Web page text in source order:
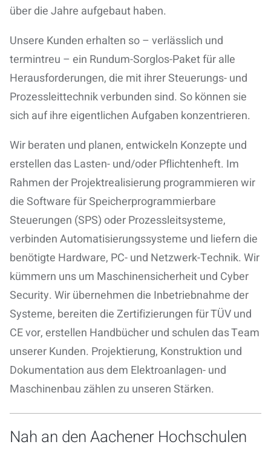
über die Jahre aufgebaut haben.
Unsere Kunden erhalten so –verlässlich und
termintreu – ein Rundum-Sorglos-Paket für alle
Herausforderungen, die mit ihrer Steuerungs- und
Prozessleittechnik verbunden sind. So können sie
sich auf ihre eigentlichen Aufgaben konzentrieren.
Wir beraten und planen, entwickeln Konzepte und
erstellen das Lasten- und/oder Pflichtenheft. Im
Rahmen der Projektrealisierung programmieren wir
die Software für Speicherprogrammierbare
Steuerungen (SPS) oder Prozessleitsysteme,
verbinden Automatisierungssysteme und liefern die
benötigte Hardware, PC- und Netzwerk-Technik. Wir
kümmern uns um Maschinensicherheit und Cyber
Security. Wir übernehmen die Inbetriebnahme der
Systeme, bereiten die Zertifizierungen für TÜV und
CE vor, erstellen Handbücher und schulen das Team
unserer Kunden. Projektierung, Konstruktion und
Dokumentation aus dem Elektroanlagen- und
Maschinenbau zählen zu unseren Stärken.
Nah an den Aachener Hochschulen